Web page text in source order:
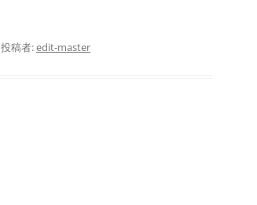
投稿者:edit-master